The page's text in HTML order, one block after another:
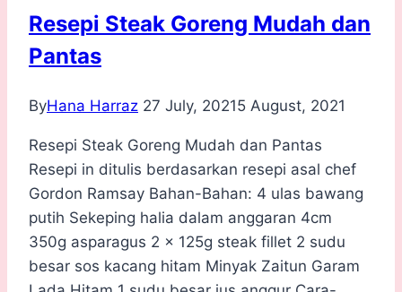
Resepi Steak Goreng Mudah dan
Pantas
ByHana Harraz 27 July, 20215 August, 2021
Resepi Steak Goreng Mudah dan Pantas
Resepi in ditulis berdasarkan resepi asal chef
Gordon Ramsay Bahan-Bahan: 4 ulas bawang
putih Sekeping halia dalam anggaran 4cm
350g asparagus 2 x 125g steak fillet 2 sudu
besar sos kacang hitam Minyak Zaitun Garam